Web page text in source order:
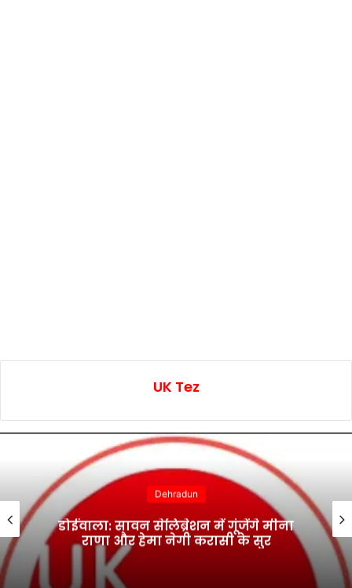
UK Tez
Dehradun
डोईवाला: सावन सेलिब्रेशन में गूंजेंगे मीना
राणा और हेमा नेगी करासी के सुर